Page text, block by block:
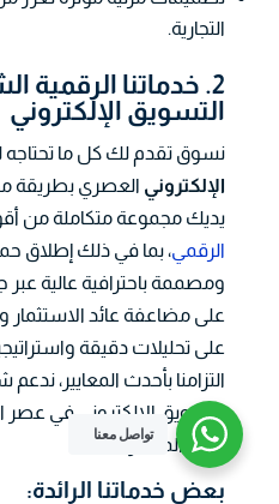
التجارية.
2. خدماتنا الرقمية
التسويق الإلكتروني
نسوق تقدم لك كل ما تحتاجه
الإلكتروني العصري بطريقة
يديك مجموعة متكاملة من
الرقمي، بما في ذلك إطلاق
ومصممة باحترافية عالية عبر
على مضاعفة عائد الاستثمار
على تحليلات دقيقة
التزامنا بأحدث المعايير،
التسويق الإلكتروني في عصر
النمو المنشود.
بعض خدماتنا الرائدة:
تواصل معنا